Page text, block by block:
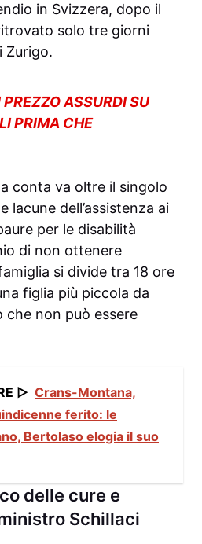
in Svizzera, dopo il
solo tre giorni
Zurigo.
PREZZO ASSURDI SU
PRIMA CHE
conta va oltre il singolo
lacune dell’assistenza ai
per le disabilità
di non ottenere
si divide tra 18 ore
figlia più piccola da
che non può essere
▷ Crans-Montana,
ferito: le
Bertolaso elogia il suo
delle cure e
Schillaci